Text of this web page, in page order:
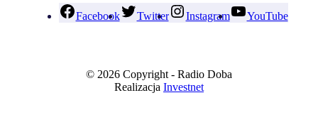
Facebook Twitter Instagram YouTube
© 2026 Copyright - Radio Doba
Realizacja Investnet